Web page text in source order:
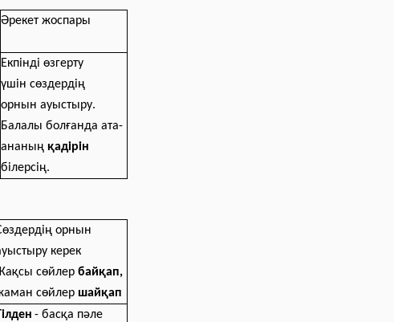
Әрекет жоспары
Екпінді өзгерту
үшін сөздердің
орнын ауыстыру.
Балалы болғанда ата-
ананың қадірін
білерсің.
орнын
керек
сөйлер байқап,
сөйлер шайқап
- басқа пәле